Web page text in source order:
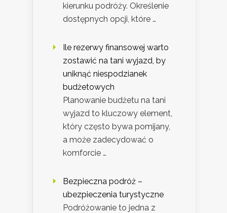
kierunku podróży. Określenie
dostępnych opcji, które …
Ile rezerwy finansowej warto
zostawić na tani wyjazd, by
uniknąć niespodzianek
budżetowych
Planowanie budżetu na tani
wyjazd to kluczowy element,
który często bywa pomijany,
a może zadecydować o
komforcie …
Bezpieczna podróż –
ubezpieczenia turystyczne
Podróżowanie to jedna z